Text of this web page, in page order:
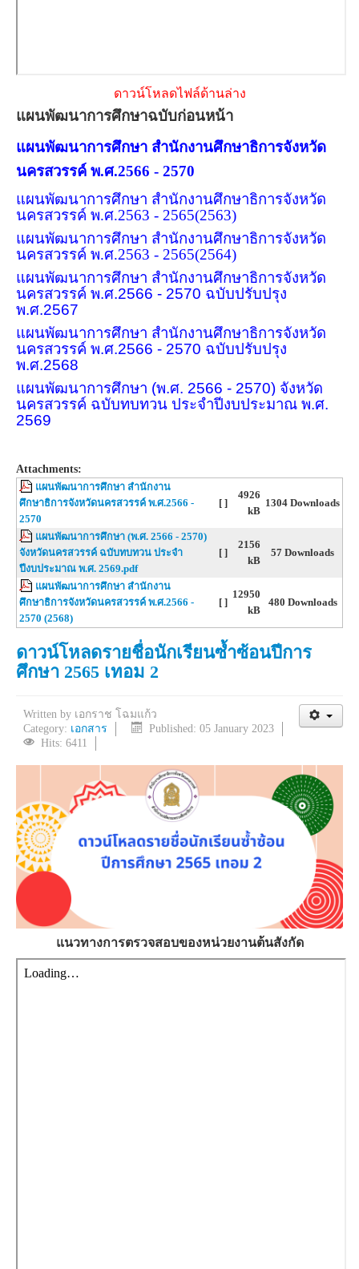
ดาวน์โหลดไฟล์ด้านล่าง
แผนพัฒนาการศึกษาฉบับก่อนหน้า
แผนพัฒนาการศึกษา สำนักงานศึกษาธิการจังหวัด
นครสวรรค์ พ.ศ.2566 - 2570
แผนพัฒนาการศึกษา สำนักงานศึกษาธิการจังหวัด
นครสวรรค์ พ.ศ.2563 - 2565(2563)
แผนพัฒนาการศึกษา สำนักงานศึกษาธิการจังหวัด
นครสวรรค์ พ.ศ.2563 - 2565(2564)
แผนพัฒนาการศึกษา สำนักงานศึกษาธิการจังหวัด
นครสวรรค์ พ.ศ.2566 - 2570 ฉบับปรับปรุง
พ.ศ.2567
แผนพัฒนาการศึกษา สำนักงานศึกษาธิการจังหวัด
นครสวรรค์ พ.ศ.2566 - 2570 ฉบับปรับปรุง
พ.ศ.2568
แผนพัฒนาการศึกษา (พ.ศ. 2566 - 2570) จังหวัด
นครสวรรค์ ฉบับทบทวน ประจำปีงบประมาณ พ.ศ.
2569
Attachments:
แผนพัฒนาการศึกษา สำนักงาน
ศึกษาธิการจังหวัดนครสวรรค์ พ.ศ.2566 -
2570
[ ]
4926
kB
1304 Downloads
แผนพัฒนาการศึกษา (พ.ศ. 2566 - 2570)
จังหวัดนครสวรรค์ ฉบับทบทวน ประจำ
ปีงบประมาณ พ.ศ. 2569.pdf
[ ]
2156
kB
57 Downloads
แผนพัฒนาการศึกษา สำนักงาน
ศึกษาธิการจังหวัดนครสวรรค์ พ.ศ.2566 -
2570 (2568)
[ ]
12950
kB
480 Downloads
ดาวน์โหลดรายชื่อนักเรียนซ้ำซ้อนปีการ
ศึกษา 2565 เทอม 2
Written by เอกราช โฉมแก้ว
Category: เอกสาร
Published: 05 January 2023
Hits: 6411
แนวทางการตรวจสอบของหน่วยงานต้นสังกัด